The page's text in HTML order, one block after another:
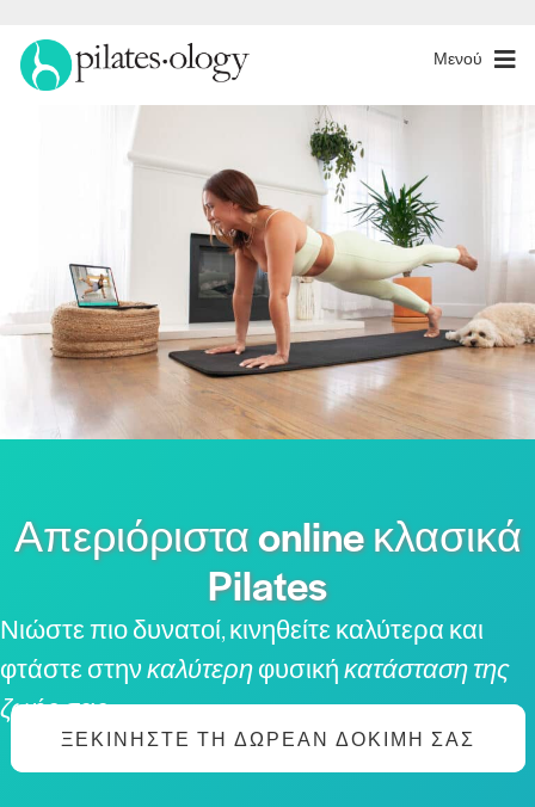
Μενού
Απεριόριστα online κλασικά
Pilates
Νιώστε πιο δυνατοί, κινηθείτε καλύτερα και
φτάστε στηνκαλύτερηφυσικήκατάσταση της
ζωής σας
ΞΕΚΙΝΉΣΤΕ ΤΗ ΔΩΡΕΆΝ ΔΟΚΙΜΉ ΣΑΣ